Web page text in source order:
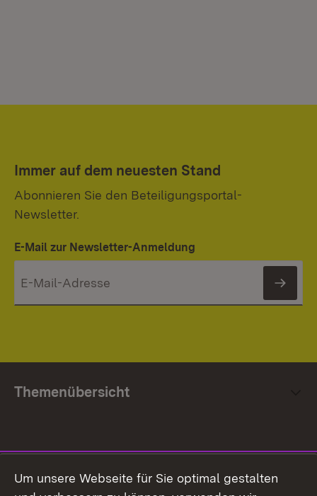
Immer auf dem neuesten Stand
Abonnieren Sie den Beteiligungsportal-
Newsletter.
E-Mail zur Newsletter-Anmeldung
Themenübersicht
Um unsere Webseite für Sie optimal gestalten